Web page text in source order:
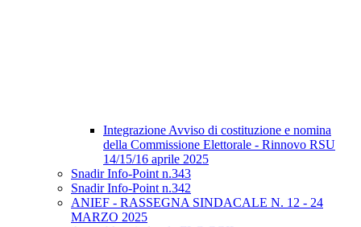
Integrazione Avviso di costituzione e nomina
della Commissione Elettorale - Rinnovo RSU
14/15/16 aprile 2025
Snadir Info-Point n.343
Snadir Info-Point n.342
ANIEF - RASSEGNA SINDACALE N. 12 - 24
MARZO 2025